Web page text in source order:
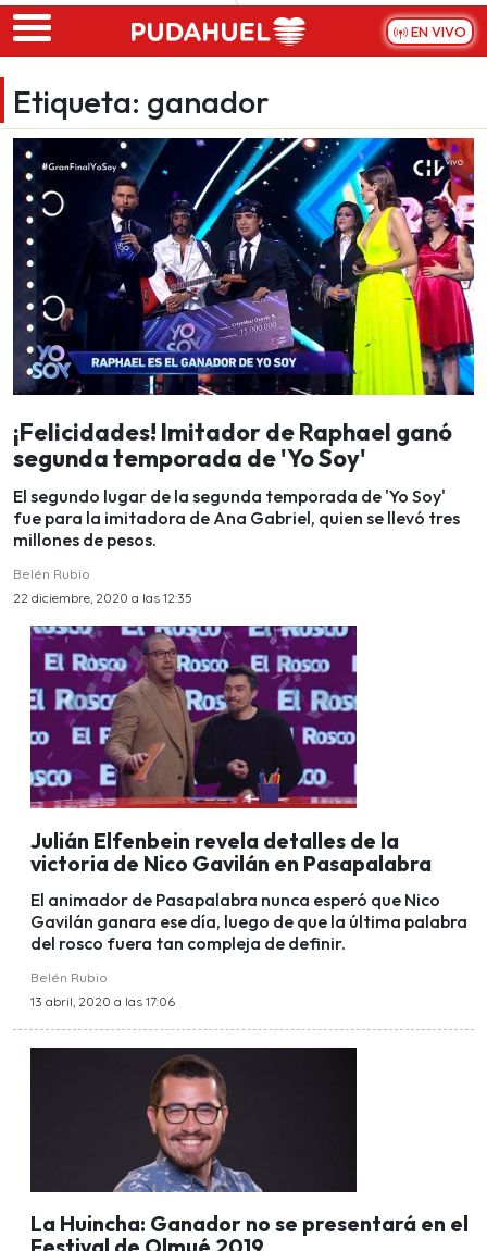
Skip to main content
EN VIVO
Etiqueta: ganador
¡Felicidades! Imitador de Raphael ganó
segunda temporada de 'Yo Soy'
El segundo lugar de la segunda temporada de 'Yo Soy'
fue para la imitadora de Ana Gabriel, quien se llevó tres
millones de pesos.
Belén Rubio
22 diciembre, 2020 a las 12:35
Julián Elfenbein revela detalles de la
victoria de Nico Gavilán en Pasapalabra
El animador de Pasapalabra nunca esperó que Nico
Gavilán ganara ese día, luego de que la última palabra
del rosco fuera tan compleja de definir.
Belén Rubio
13 abril, 2020 a las 17:06
La Huincha: Ganador no se presentará en el